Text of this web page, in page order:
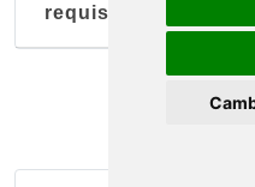
requisiti